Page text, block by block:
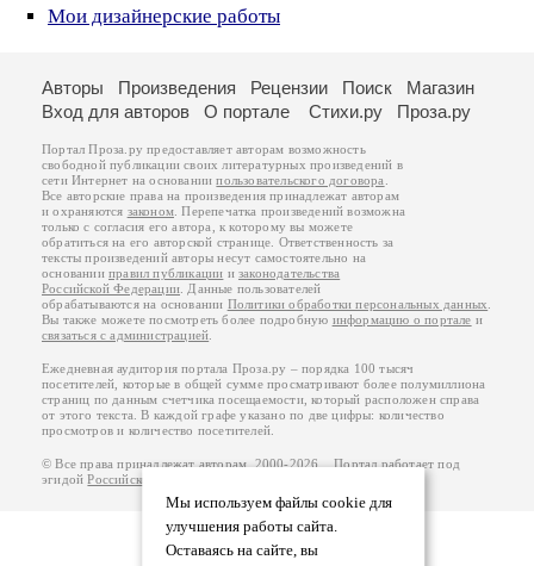
Мои дизайнерские работы
Мы используем файлы cookie для
улучшения работы сайта.
Оставаясь на сайте, вы
Авторы Произведения Рецензии Поиск
Магазин
Вход для авторов
О портале Стихи.ру Проза.ру
Портал Проза.ру предоставляет авторам возможность
свободной публикации своих литературных произведений в
сети Интернет на основаниипользовательского договора
Все авторские права на произведения принадлежат авторам
и охраняются законом . Перепечатка произведений возможна
только с согласия его автора, к которому вы можете
обратиться на его авторской странице. Ответственность за
тексты произведений авторы несут самостоятельно на
основанииправил публикации изаконодательства
Российской Федерации . Данные пользователей
обрабатываются на основании Политики обработки персональных данных
Вы также можете посмотреть более подробную информацию о портале и
связаться с администрацией
Ежедневная аудитория портала Проза.ру – порядка 100 тысяч
посетителей, которые в общей сумме просматривают более полумиллиона
страниц по данным счетчика посещаемости, который расположен справа
от этого текста. В каждой графе указано по две цифры: количество
просмотров и количество посетителей.
© Все права принадлежат авторам, 2000-2026. Портал работает под
эгидойРоссийского союза писателей